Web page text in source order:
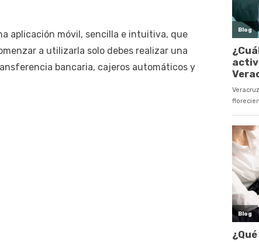
aplicación móvil, sencilla e intuitiva, que
a utilizarla solo debes realizar una
bancaria, cajeros automáticos y